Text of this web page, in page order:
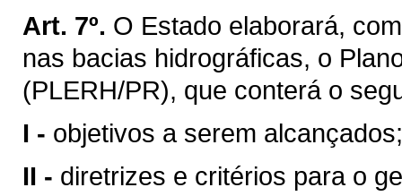
Art. 7º. O Estado elaborará,
nas bacias hidrográficas, o
(PLERH/PR), que conterá o
I - objetivos a serem alcançados;
II - diretrizes e critérios para o